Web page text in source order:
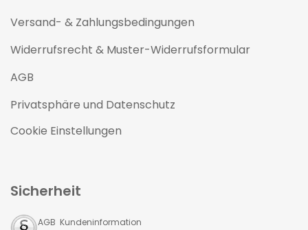
Versand- & Zahlungsbedingungen
Widerrufsrecht & Muster-Widerrufsformular
AGB
Privatsphäre und Datenschutz
Cookie Einstellungen
Sicherheit
AGB Kundeninformation